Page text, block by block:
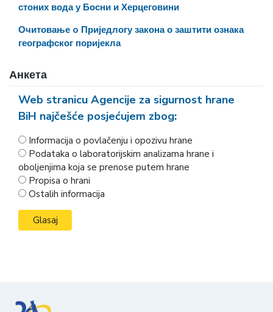
стоних вода у Босни и Херцеговини
Очитовање o Приједлогу закона о заштити ознака
географског поријекла
Анкета
Web stranicu Agencije za sigurnost hrane
BiH najčešće posjećujem zbog:
Informacija o povlačenju i opozivu hrane
Podataka o laboratorijskim analizama hrane i
oboljenjima koja se prenose putem hrane
Propisa o hrani
Ostalih informacija